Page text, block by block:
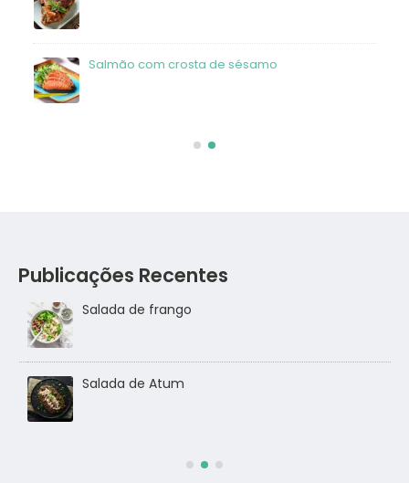
Salmão com crosta de sésamo
Publicações Recentes
Salada de frango
Salada de Atum